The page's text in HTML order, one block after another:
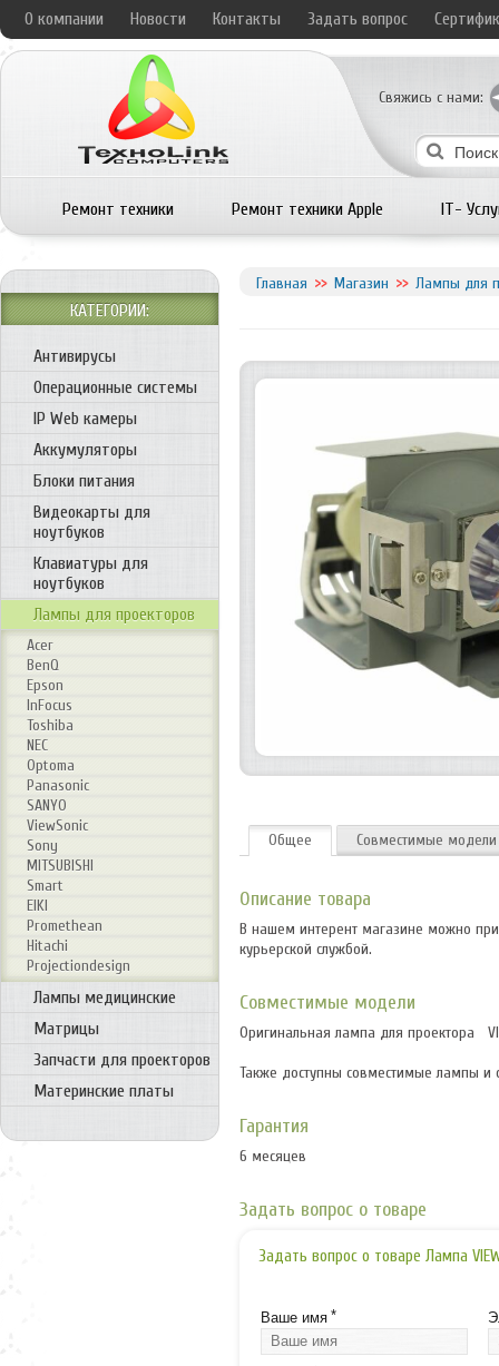
О компании Новости Контакты Задать вопрос
Свяжись с нами:
Ремонт техники Ремонт техники Apple IT-
Главная Магазин Лампы для
Общее Совместимые модели
Описание товара
В нашем интерент магазине можно
курьерской службой.
Совместимые модели
Оригинальная лампа для проектора
Также доступны совместимые лампы и
Гарантия
6 месяцев
Задать вопрос о товаре
Задать вопрос о товаре Лампа
Ваше имя *
КАТЕГОРИИ:
Антивирусы
Операционные системы
IP Web камеры
Аккумуляторы
Блоки питания
Видеокарты для
ноутбуков
Клавиатуры для
ноутбуков
Лампы для проекторов
Acer
BenQ
Epson
InFocus
Toshiba
NEC
Optoma
Panasonic
SANYO
ViewSonic
Sony
MITSUBISHI
Smart
EIKI
Promethean
Hitachi
Projectiondesign
Лампы медицинские
Матрицы
Запчасти для проекторов
Материнские платы